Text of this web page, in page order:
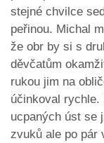
stejné chvilce
peřinou. Michal
že obr by si s
děvčatům
rukou jim na
účinkoval
ucpaných úst se
zvuků ale po pár